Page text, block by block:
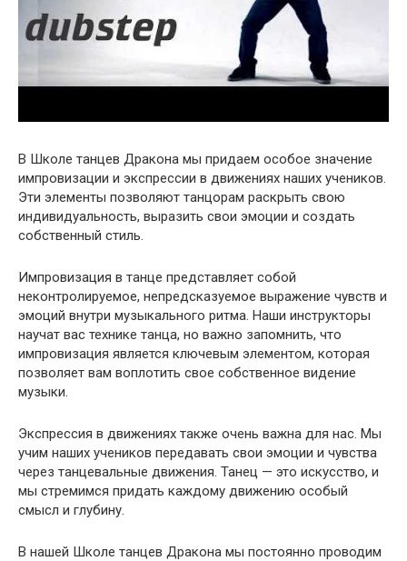
В Школе танцев Дракона мы придаем особое значение
импровизации и экспрессии в движениях наших учеников.
Эти элементы позволяют танцорам раскрыть свою
индивидуальность, выразить свои эмоции и создать
собственный стиль.
Импровизация в танце представляет собой
неконтролируемое, непредсказуемое выражение чувств и
эмоций внутри музыкального ритма. Наши инструкторы
научат вас технике танца, но важно запомнить, что
импровизация является ключевым элементом, которая
позволяет вам воплотить свое собственное видение
музыки.
Экспрессия в движениях также очень важна для нас. Мы
учим наших учеников передавать свои эмоции и чувства
через танцевальные движения. Танец — это искусство, и
мы стремимся придать каждому движению особый
смысл и глубину.
В нашей Школе танцев Дракона мы постоянно проводим